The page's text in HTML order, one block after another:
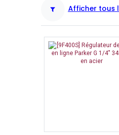
Afficher tous